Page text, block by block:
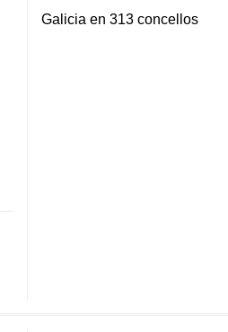
Galicia en 313 concellos